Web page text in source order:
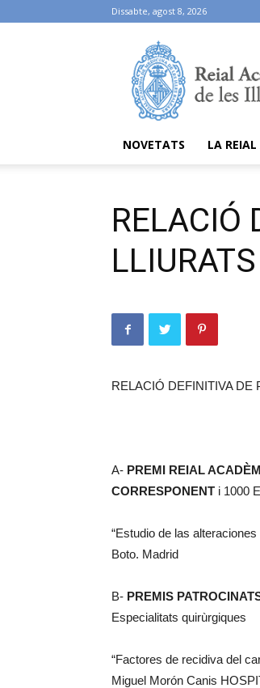
Dissabte, agost 8, 2026
NOVETATS LA
RELACIÓ
RELACIÓ DEFINITIVA DE
A- PREMI REIAL
CORRESPONENT i 1000
“Estudio de las
Boto. Madrid
B- PREMIS
Especialitats quirùrgiques
“Factores de recidiva del
Miguel Morón Canis